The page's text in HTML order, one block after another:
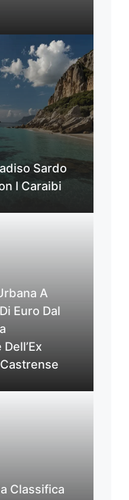
Sardo
I Caraibi
A
Euro Dal
Classifica